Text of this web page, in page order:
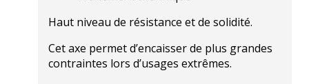
Haut niveau de résistance et de solidité.
Cet axe permet d’encaisser de plus grandes
contraintes lors d’usages extrêmes.